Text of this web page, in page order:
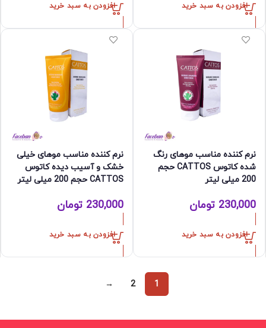
افزودن به سبد خرید افزودن به سبد خرید
نرم کننده مناسب موهای رنگ
شده کاتوس CATTOS حجم
200 میلی لیتر
230,000 تومان
افزودن به سبد خرید
نرم کننده مناسب موهای خیلی
خشک و آسیب دیده کاتوس
CATTOS حجم 200 میلی لیتر
230,000 تومان
افزودن به سبد خرید
1
2
→